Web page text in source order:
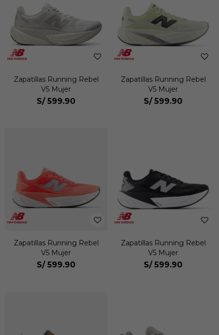
Zapatillas Running Rebel
V5 Mujer
S/ 599.90
Zapatillas Running Rebel
V5 Mujer
S/ 599.90
Zapatillas Running Rebel
V5 Mujer
S/ 599.90
Zapatillas Running Rebel
V5 Mujer
S/ 599.90